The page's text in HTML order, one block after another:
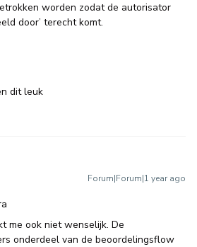
worden zodat de autorisator
door’ terecht komt.
dit leuk
Forum|Forum|1 year ago
me ook niet wenselijk. De
onderdeel van de beoordelingsflow